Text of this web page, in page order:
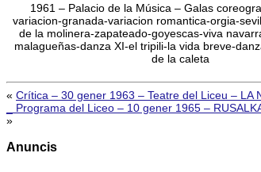
1961 – Palacio de la Música – Galas
variacion-granada-variacion romantica-orgia-
de la molinera-zapateado-goyescas-viva
malagueñas-danza XI-el tripili-la vida breve-
de la caleta
« Crítica – 30 gener 1963 – Teatre del Liceu – LA
_ Programa del Liceo – 10 gener 1965 –
»
Anuncis